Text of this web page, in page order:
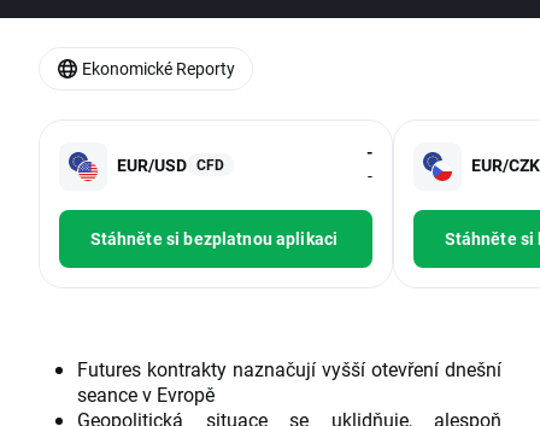
EUR/USD CFD
-
-
Stáhněte si bezplatnou aplikaci
EUR/CZK
Stáhněte
Futures kontrakty naznačují vyšší otevření dnešní
seance v Evropě
Geopolitická situace se uklidňuje, alespoň
Ekonomické Reporty